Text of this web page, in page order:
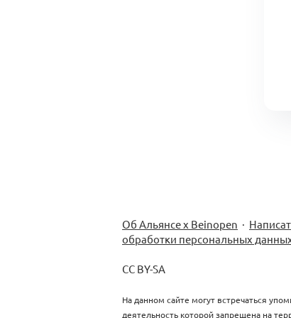
Об Альянсе х Beinopen ·
обработки персональных
CC BY-SA
На данном сайте могут встречаться
деятельность которой запрещена на